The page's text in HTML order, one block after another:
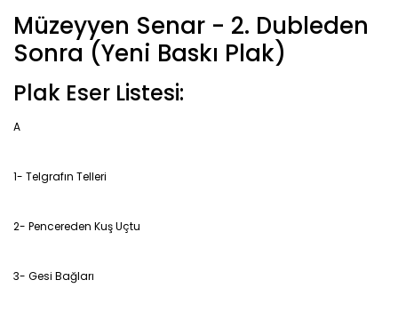
Müzeyyen Senar - 2. Dubleden
Sonra (Yeni Baskı Plak)
Plak Eser Listesi:
A
1- Telgrafın Telleri
2- Pencereden Kuş Uçtu
3- Gesi Bağları